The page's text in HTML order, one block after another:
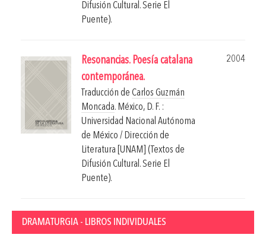
Difusión Cultural. Serie El
Puente).
Resonancias. Poesía catalana
contemporánea.
2004
Traducción de Carlos Guzmán
Moncada. México, D. F. :
Universidad Nacional Autónoma
de México / Dirección de
Literatura [UNAM] (Textos de
Difusión Cultural. Serie El
Puente).
DRAMATURGIA - LIBROS INDIVIDUALES